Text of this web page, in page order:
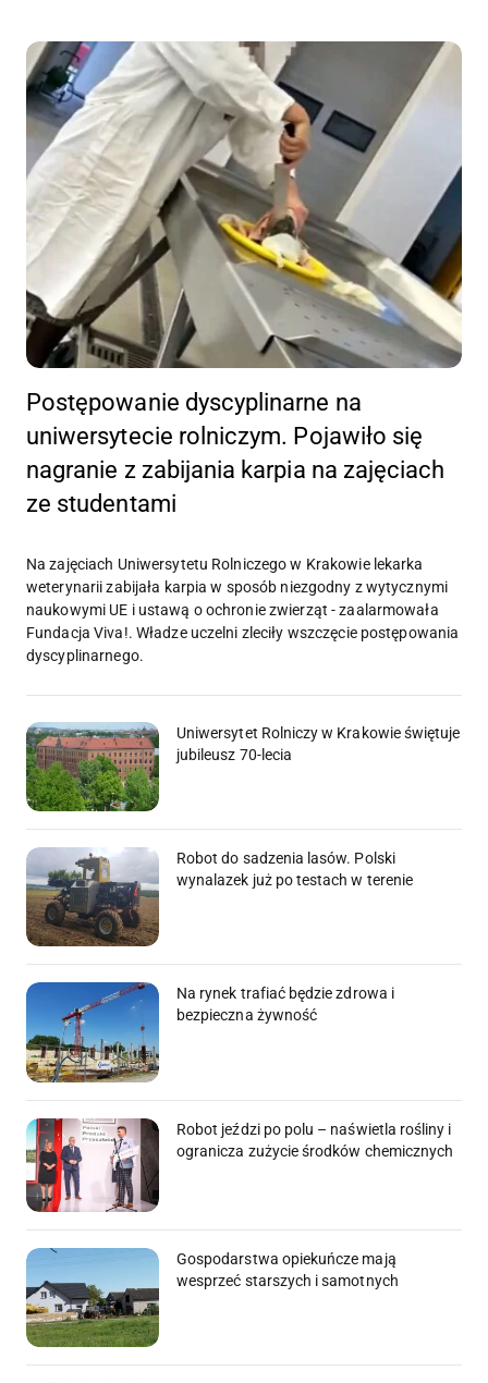
Postępowanie dyscyplinarne na
uniwersytecie rolniczym. Pojawiło się
nagranie z zabijania karpia na zajęciach
ze studentami
Na zajęciach Uniwersytetu Rolniczego w Krakowie lekarka
weterynarii zabijała karpia w sposób niezgodny z wytycznymi
naukowymi UE i ustawą o ochronie zwierząt - zaalarmowała
Fundacja Viva!. Władze uczelni zleciły wszczęcie postępowania
dyscyplinarnego.
Uniwersytet Rolniczy w Krakowie świętuje
jubileusz 70-lecia
Robot do sadzenia lasów. Polski
wynalazek już po testach w terenie
Na rynek trafiać będzie zdrowa i
bezpieczna żywność
Robot jeździ po polu – naświetla rośliny i
ogranicza zużycie środków chemicznych
Gospodarstwa opiekuńcze mają
wesprzeć starszych i samotnych